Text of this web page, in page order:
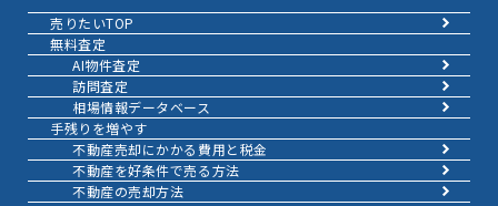
売りたいTOP
無料査定
AI物件査定
訪問査定
相場情報データベース
手残りを増やす
不動産売却にかかる費用と税金
不動産を好条件で売る方法
不動産の売却方法